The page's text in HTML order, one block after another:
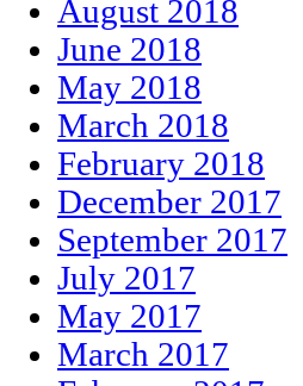
August 2018
June 2018
May 2018
March 2018
February 2018
December 2017
September 2017
July 2017
May 2017
March 2017